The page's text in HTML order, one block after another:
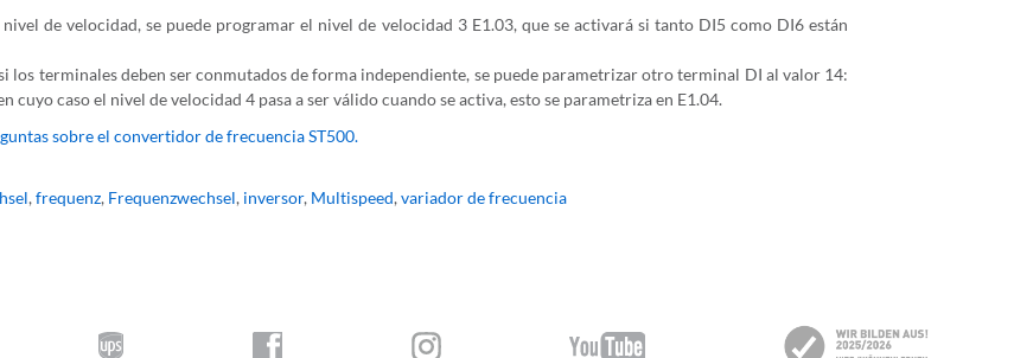
de velocidad, se puede programar el nivel de velocidad 3 E1.03, que se activará si tanto DI5 como DI6 están
los terminales deben ser conmutados de forma independiente, se puede parametrizar otro terminal DI al valor 14:
cuyo caso el nivel de velocidad 4 pasa a ser válido cuando se activa, esto se parametriza en E1.04.
sobre el convertidor de frecuencia ST500.
,frequenz, Frequenzwechsel, inversor, Multispeed,variador de frecuencia